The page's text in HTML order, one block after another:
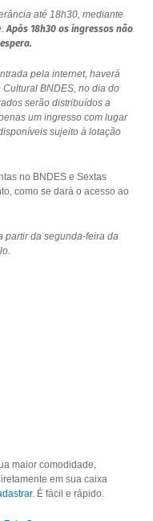
até 18h30, mediante
Após 18h30 os ingressos não
pela internet, haverá
BNDES, no dia do
serão distribuídos a
um ingresso com lugar
sujeito à lotação
no BNDES e Sextas
como se dará o acesso ao
partir da segunda-feira da
maior comodidade,
em sua caixa
. É fácil e rápido.